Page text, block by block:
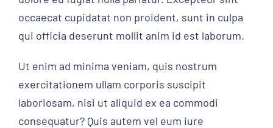
occaecat cupidatat non proident, sunt in culpa
qui officia deserunt mollit anim id est laborum.
Ut enim ad minima veniam, quis nostrum
exercitationem ullam corporis suscipit
laboriosam, nisi ut aliquid ex ea commodi
consequatur? Quis autem vel eum iure